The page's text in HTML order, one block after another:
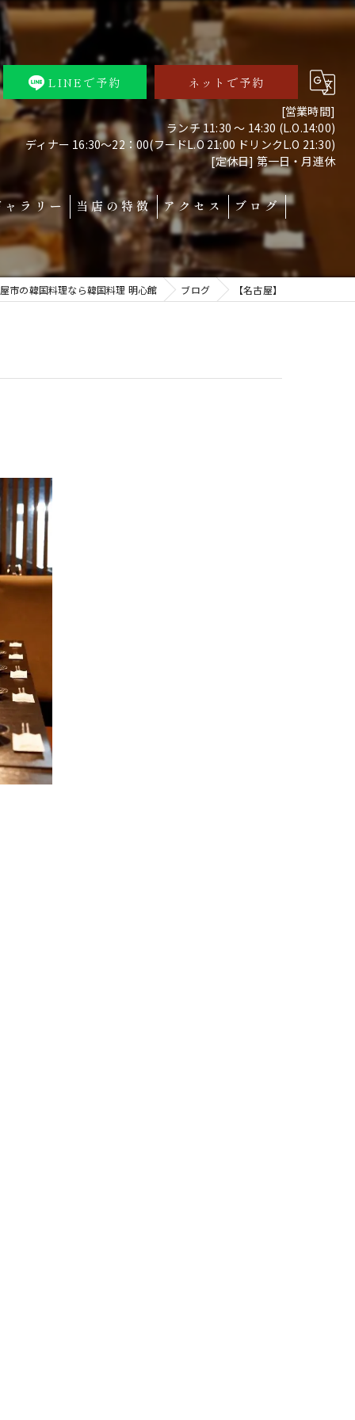
LINEで予約
ネットで予約
[営業時間]
ランチ 11:30 ～ 14:30 (L.O.14:00)
ディナー 16:30～22：00(フードL.O 21:00 ドリンクL.O 21:30)
[定休日] 第一日・月連休
ャラリー 当店の特徴
テイクアウト
アクセス ブログ
市の韓国料理なら韓国料理 明心館 ブログ 【名古屋】